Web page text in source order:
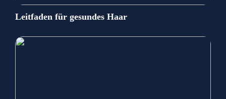
Leitfaden für gesundes Haar